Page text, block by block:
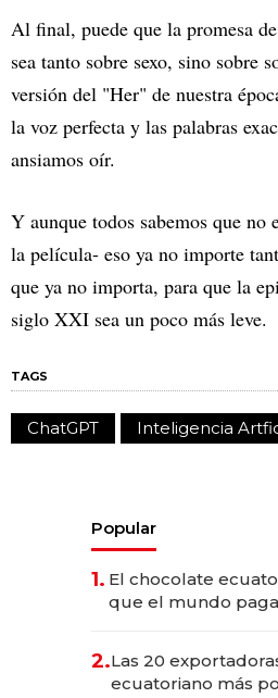
Al final, puede que la promesa
sea tanto sobre sexo, sino sobre
versión del "Her" de nuestra
la voz perfecta y las palabras
ansiamos oír.
Y aunque todos sabemos que no
la película- eso ya no importe
que ya no importa, para que la
siglo XXI sea un poco más leve.
TAGS
ChatGPT Inteligencia
Popular
1. El chocolate
que el mundo paga
2.Las 20
ecuatoriano más